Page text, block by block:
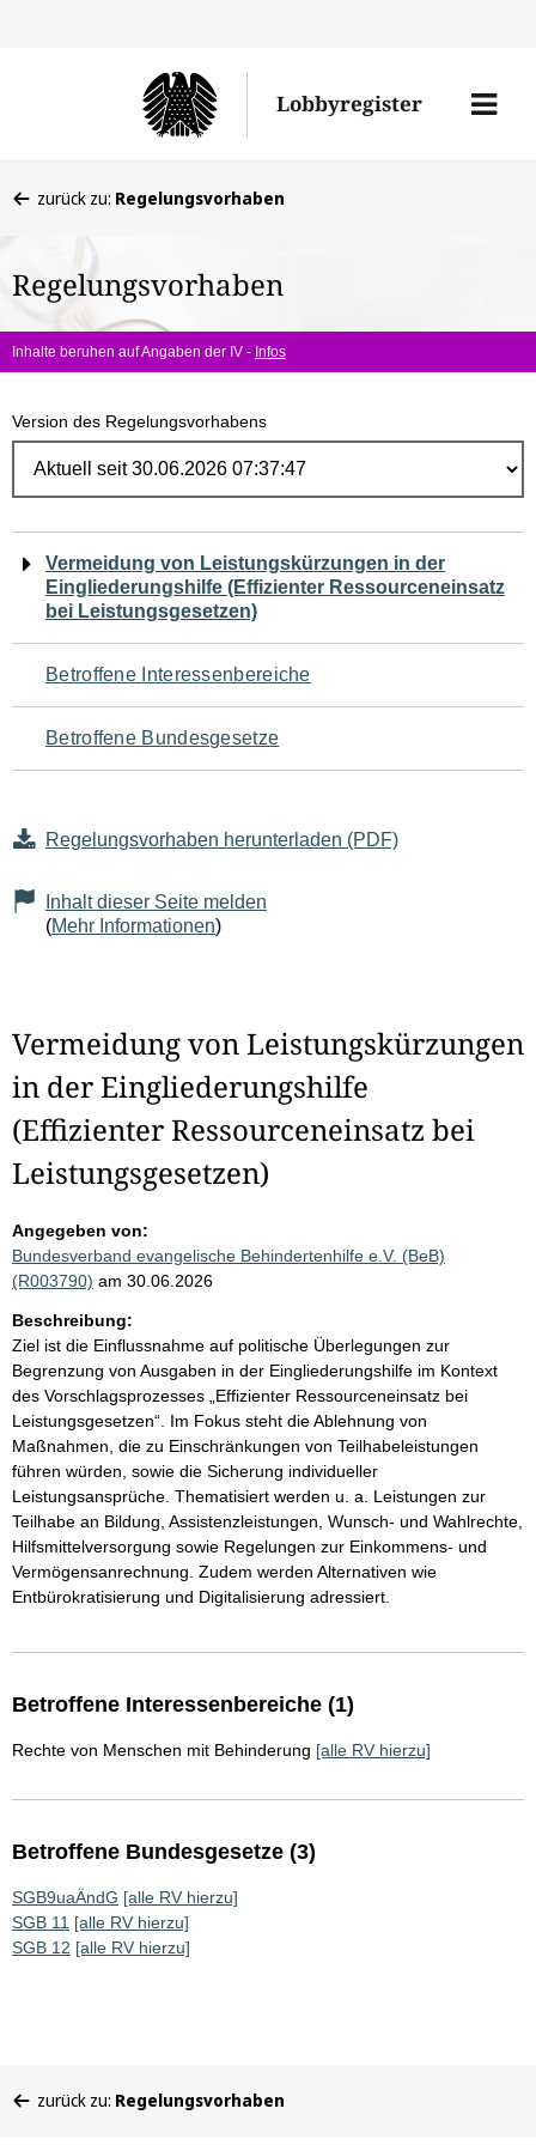
Lobbyregister
Menü
befinden
hier:
zurück zu: Regelungsvorhaben
Regelungsvorhaben
Inhalte beruhen auf Angaben der IV - Infos
Version des Regelungsvorhabens
Navigation
für
den
Seiteninhalt
Vermeidung von Leistungskürzungen in der
Eingliederungshilfe (Effizienter Ressourceneinsatz
bei Leistungsgesetzen)
Betroffene Interessenbereiche
Betroffene Bundesgesetze
Regelungsvorhaben herunterladen (PDF)
Inhalt dieser Seite melden
(Mehr Informationen)
Vermeidung von Leistungskürzungen
in der Eingliederungshilfe
(Effizienter Ressourceneinsatz bei
Leistungsgesetzen)
Angegeben von:
Bundesverband evangelische Behindertenhilfe e.V. (BeB)
(R003790) am 30.06.2026
Beschreibung:
Ziel ist die Einflussnahme auf politische Überlegungen zur
Begrenzung von Ausgaben in der Eingliederungshilfe im Kontext
des Vorschlagsprozesses „Effizienter Ressourceneinsatz bei
Leistungsgesetzen“. Im Fokus steht die Ablehnung von
Maßnahmen, die zu Einschränkungen von Teilhabeleistungen
führen würden, sowie die Sicherung individueller
Leistungsansprüche. Thematisiert werden u. a. Leistungen zur
Teilhabe an Bildung, Assistenzleistungen, Wunsch- und Wahlrechte,
Hilfsmittelversorgung sowie Regelungen zur Einkommens- und
Vermögensanrechnung. Zudem werden Alternativen wie
Entbürokratisierung und Digitalisierung adressiert.
Betroffene Interessenbereiche (1)
Rechte von Menschen mit Behinderung [alle RV hierzu]
Betroffene Bundesgesetze (3)
SGB9uaÄndG [alle RV hierzu]
SGB 11 [alle RV hierzu]
SGB 12 [alle RV hierzu]
befinden
zurück zu: Regelungsvorhaben